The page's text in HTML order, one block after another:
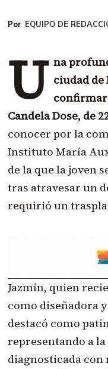
EQUIPO DE
U na
ciudad de
Candela Dose, de
conocer por la
Instituto María
de la que la joven
tras atravesar un
requirió un
Jazmín, quien
como diseñadora
destacó como
representando a
diagnosticada